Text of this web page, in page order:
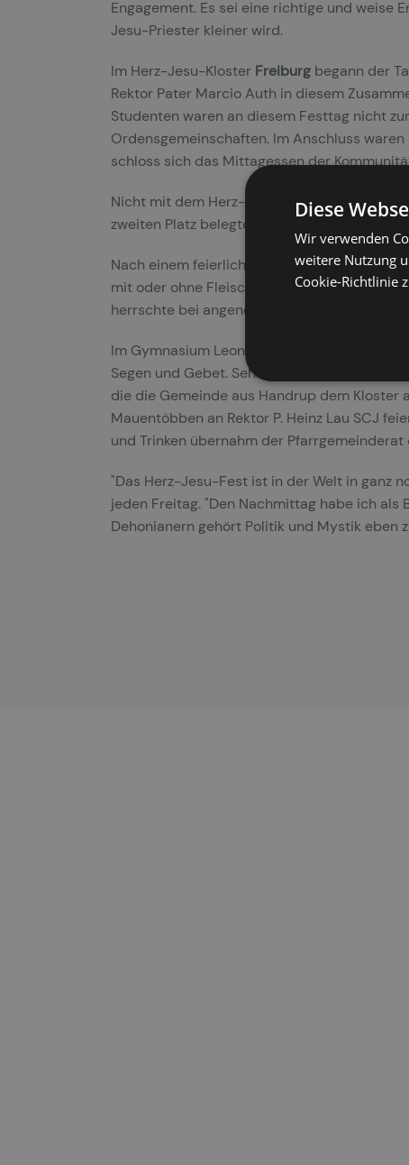
Engagement. Es sei eine richtige und weise
Jesu-Priester kleiner wird.
Im Herz-Jesu-Kloster Freiburg begann der
Rektor Pater Marcio Auth in diesem
Studenten waren an diesem Festtag nicht
Ordensgemeinschaften. Im Anschluss
schloss sich das Mittagessen der
Nicht mit dem Herz-Jesu-Fest verbunden
zweiten Platz belegte, passte zum Gelingen
Nach einem feierlichen Gottesdienst war
mit oder ohne Fleisch, für ein üppiges
herrschte bei angenehmem Wetter eine
Im Gymnasium Leoninum in
Segen und Gebet. Sehr gut besucht war
die die Gemeinde aus Handrup dem
Mauentöbben an Rektor P. Heinz Lau SCJ
und Trinken übernahm der
"Das Herz-Jesu-Fest ist in der Welt in ganz
jeden Freitag. "Den Nachmittag habe ich
Dehonianern gehört Politik und Mystik eben
Diese
Wir verwenden
weitere Nutzung
Cookie-Richtlinie